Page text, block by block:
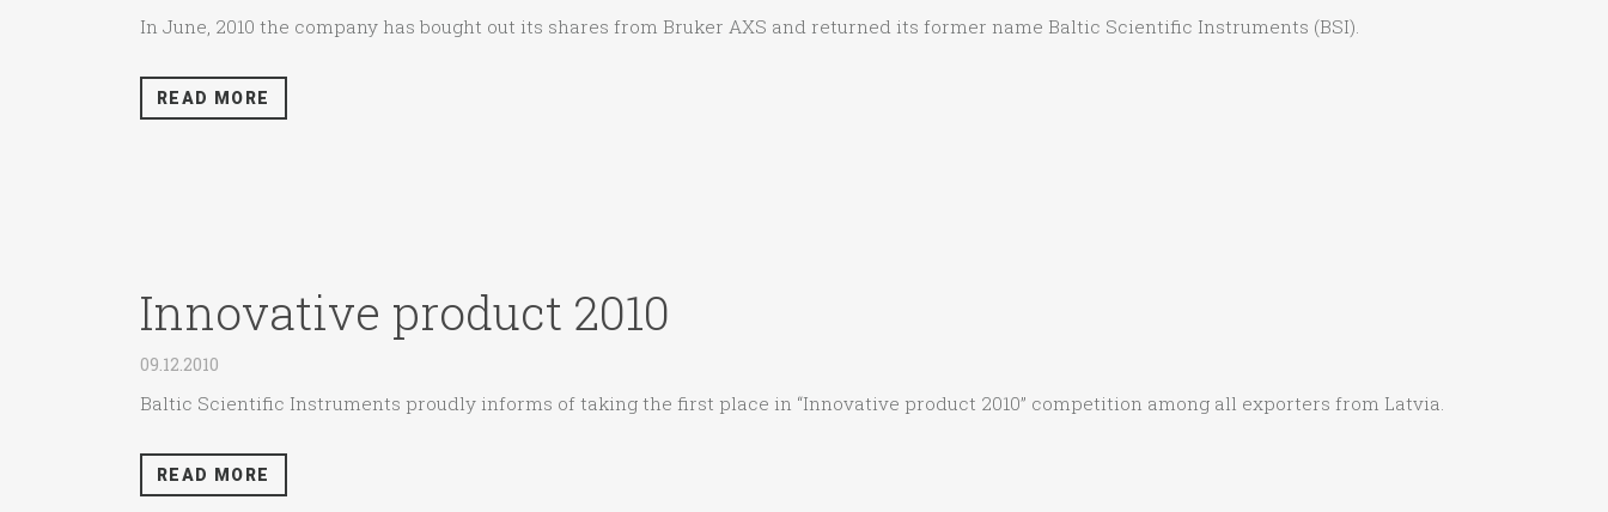
In June, 2010 the company has bought out its shares from Bruker AXS and returned its former name Baltic Scientific Instruments (BSI).
READ MORE
Innovative product 2010
09.12.2010
Baltic Scientific Instruments proudly informs of taking the first place in “Innovative product 2010” competition among all exporters from Latvia.
READ MORE